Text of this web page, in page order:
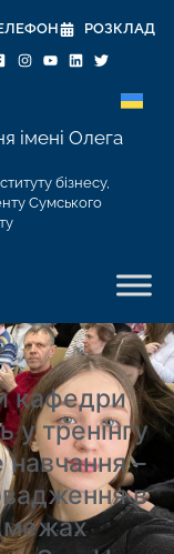
РОЗКЛАД
імені Олега
бізнесу,
Сумського
кафедри
у тренінгу
навчання –
в
межах